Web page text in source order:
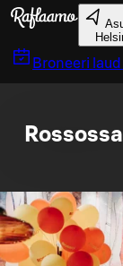
Liigu peamise
Broneeri laud